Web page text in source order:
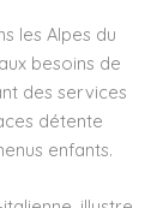
les Alpes du
besoins de
des services
détente
enfants.